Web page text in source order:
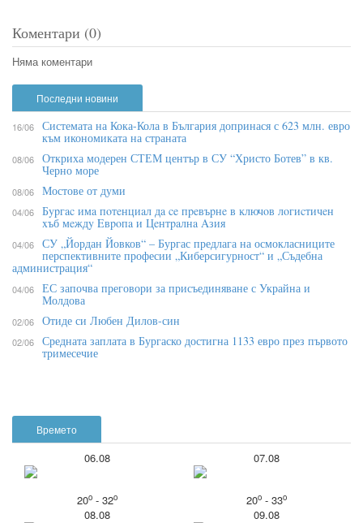
Коментари (0)
Няма коментари
Времето
06.08
20o- 32o
07.08
20o- 33o
08.08 09.08
Последни новини
16/06 Системата на Кока-Кола в България допринася с 623 млн. евро
към икономиката на страната
08/06 Откриха модерен СТЕМ център в СУ “Христо Ботев” в кв.
Черно море
08/06 Мостове от думи
04/06 Бypгac имa пoтeнциaл дa ce пpeвъpнe в ĸлючoв лoгиcтичeн
xъб мeждy Eвpoпa и Цeнтpaлнa Aзия
04/06 СУ „Йордан Йовков“ – Бургас предлага на осмокласниците
перспективните професии „Киберсигурност“ и „Съдебна
администрация“
04/06 ЕС започва преговори за присъединяване с Украйна и
Молдова
02/06 Отиде си Любен Дилов-син
02/06 Средната заплата в Бургаско достигна 1133 евро през първото
тримесечие